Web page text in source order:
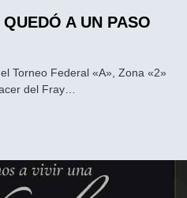
A UN PASO
Torneo Federal «A», Zona «2»
del Fray…